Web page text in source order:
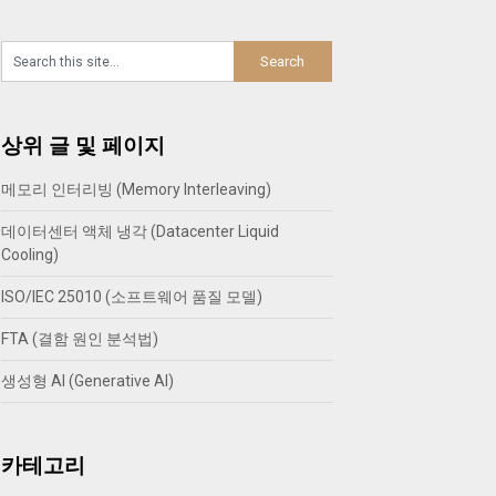
상위 글 및 페이지
메모리 인터리빙 (Memory Interleaving)
데이터센터 액체 냉각 (Datacenter Liquid
Cooling)
ISO/IEC 25010 (소프트웨어 품질 모델)
FTA (결함 원인 분석법)
생성형 AI (Generative AI)
카테고리